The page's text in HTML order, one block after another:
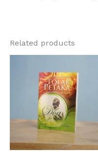
Related products